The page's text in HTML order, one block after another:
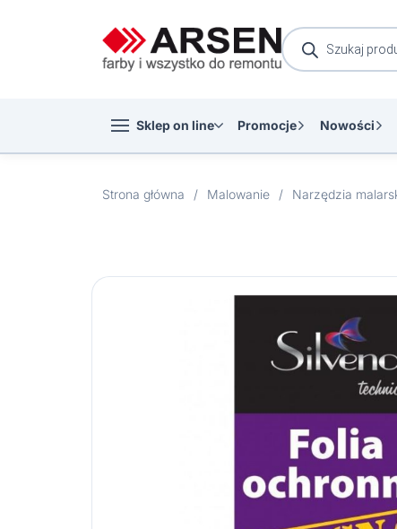
Wyszukiwarka
produktów
Sklep on line Promocje Nowości
Strona główna / Malowanie / Narzędzia